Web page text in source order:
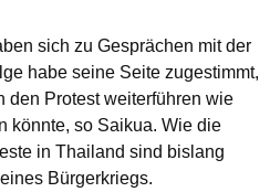
sich zu Gesprächen mit der
habe seine Seite zugestimmt,
den Protest weiterführen wie
könnte, so Saikua. Wie die
in Thailand sind bislang
Bürgerkriegs.